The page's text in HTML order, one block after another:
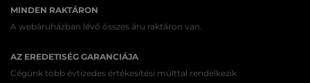
MINDEN RAKTÁRON
A webáruházban lévő összes áru raktáron van.
AZ EREDETISÉG GARANCIÁJA
Cégünk több évtizedes értékesítési múlttal rendelkezik